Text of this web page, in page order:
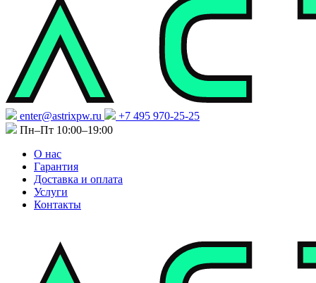
enter@astrixpw.ru
+7 495 970-25-25
Пн–Пт 10:00–19:00
О нас
Гарантия
Доставка и оплата
Услуги
Контакты